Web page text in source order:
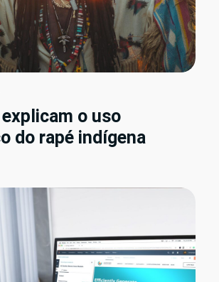
o uso
do rapé indígena